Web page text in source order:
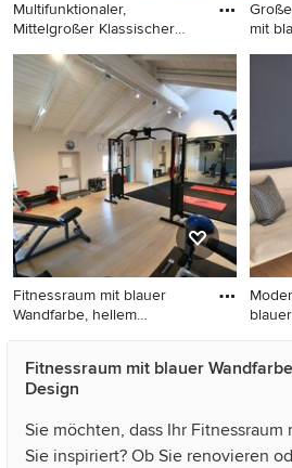
Multifunktionaler,
Mittelgroßer Klassischer
Multifunktionaler,
Mittelgroßer Klassischer
Fitnessraum mit blauer
Wandfarbe, dunklem
Holzboden und braunem
Boden in Paris
mit
mit
Fitnessraum mit blauer
Wandfarbe, hellem
Fitnessraum mit blauer
Wandfarbe, hellem
Holzboden und beigem
Fitnessraum mit blauer
Design
Sie möchten, dass Ihr Fitnessraum
Sie inspiriert? Ob Sie renovieren